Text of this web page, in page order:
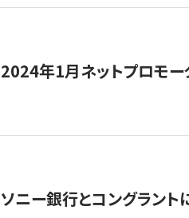
2024年1月ネットプロモー
ソニー銀行とコングラント